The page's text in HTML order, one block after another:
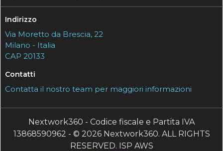
Indirizzo
Via Moretto da Brescia, 22
Milano - Italia
CAP 20133
Contatti
Contatta il nostro team per maggiori informazioni
Nextwork360 - Codice fiscale e Partita IVA
13868590962 - © 2026 Nextwork360. ALL RIGHTS
RESERVED. ISP AWS